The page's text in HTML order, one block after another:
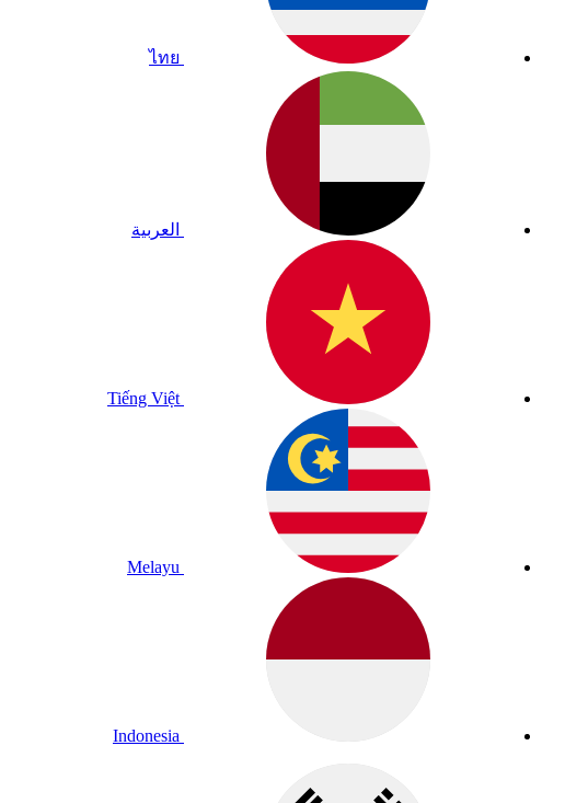
ไทย
العربية
Tiếng Việt
Melayu
Indonesia